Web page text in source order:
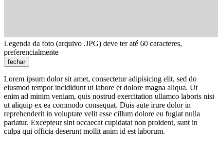
Legenda da foto (arquivo .JPG) deve ter até 60 caracteres,
preferencialmente
fechar
Lorem ipsum dolor sit amet, consectetur adipisicing elit, sed do
eiusmod tempor incididunt ut labore et dolore magna aliqua. Ut
enim ad minim veniam, quis nostrud exercitation ullamco laboris nisi
ut aliquip ex ea commodo consequat. Duis aute irure dolor in
reprehenderit in voluptate velit esse cillum dolore eu fugiat nulla
pariatur. Excepteur sint occaecat cupidatat non proident, sunt in
culpa qui officia deserunt mollit anim id est laborum.